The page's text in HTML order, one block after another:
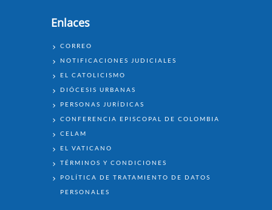
Transmisión en Vivo | Domingo de
Ramos
Enlaces
ENLACES
CORREO
NOTIFICACIONES JUDICIALES
EL CATOLICISMO
DIÓCESIS URBANAS
PERSONAS JURÍDICAS
CONFERENCIA EPISCOPAL DE COLOMBIA
CELAM
EL VATICANO
TÉRMINOS Y CONDICIONES
POLÍTICA DE TRATAMIENTO DE DATOS
PERSONALES